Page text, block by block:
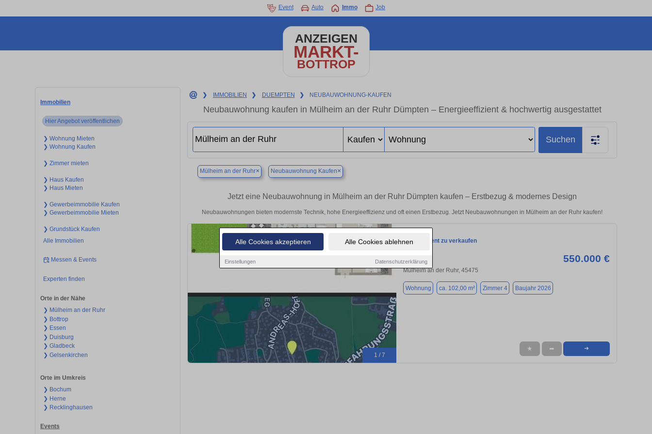
Alle Cookies akzeptieren Alle Cookies ablehnen
Einstellungen Datenschutzerklärung
Event Auto Immo Job
ANZEIGEN
MARKT-
BOTTROP
Immobilien
Hier Angebot veröffentlichen
❯ Wohnung Mieten
❯ Wohnung Kaufen
❯ Zimmer mieten
❯ Haus Kaufen
❯ Haus Mieten
❯ Gewerbeimmobilie Kaufen
❯ Gewerbeimmobilie Mieten
❯ Grundstück Kaufen
Alle Immobilien
Messen & Events
Experten finden
Orte in der Nähe
❯ Mülheim an der Ruhr
❯ Bottrop
❯ Essen
❯ Duisburg
❯ Gladbeck
❯ Gelsenkirchen
Orte im Umkreis
❯ Bochum
❯ Herne
❯ Recklinghausen
Events
❯ IMMOBILIEN ❯ DUEMPTEN ❯ NEUBAUWOHNUNG-KAUFEN
Neubauwohnung kaufen in Mülheim an der Ruhr Dümpten – Energieeffizient & hochwertig ausgestattet
Suchen
Mülheim an der Ruhr× Neubauwohnung Kaufen×
Jetzt eine Neubauwohnung in Mülheim an der Ruhr Dümpten kaufen – Erstbezug & modernes Design
Neubauwohnungen bieten modernste Technik, hohe Energieeffizienz und oft einen Erstbezug. Jetzt Neubauwohnungen in Mülheim an der Ruhr kaufen!
1 / 7
Appartement zu verkaufen
550.000 €
Mülheim an der Ruhr, 45475
Wohnung ca. 102,00 m² Zimmer 4 Baujahr 2026
★ ➦ ➜